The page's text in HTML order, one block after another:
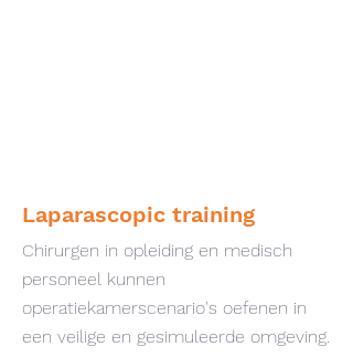
Laparascopic training
Chirurgen in opleiding en medisch
personeel kunnen
operatiekamerscenario's oefenen in
een veilige en gesimuleerde omgeving.